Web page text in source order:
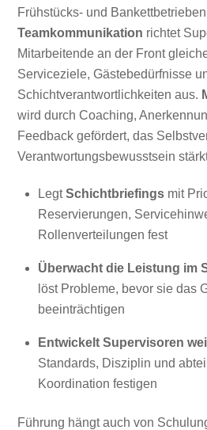
Frühstücks- und
Teamkommunikation richtet
Mitarbeitende an der Front
Serviceziele, Gästebedürfnisse
Schichtverantwortlichkeiten aus.
wird durch Coaching,
Feedback gefördert, das
Verantwortungsbewusstsein
LegtSchichtbriefings mit
Reservierungen,
Rollenverteilungen fest
Überwacht die Leistung im
löst Probleme, bevor sie das
beeinträchtigen
Entwickelt Supervisoren
Standards, Disziplin und
Koordination festigen
Führung hängt auch von